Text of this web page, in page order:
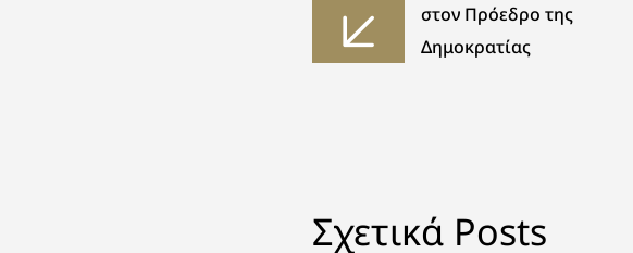
στον Πρόεδρο της
Δημοκρατίας
Σχετικά Posts